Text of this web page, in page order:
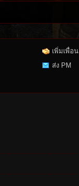
เพิ่มเพื่อน
ส่ง PM